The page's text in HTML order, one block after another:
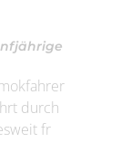
durch
fr